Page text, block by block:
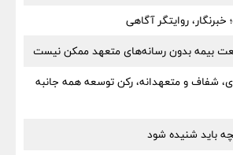
روایتگر آگاهی
بیمه بدون رسانه‌های متعهد ممکن نیست
شفاف و متعهدانه، رکن توسعه همه جانبه
باید شنیده شود